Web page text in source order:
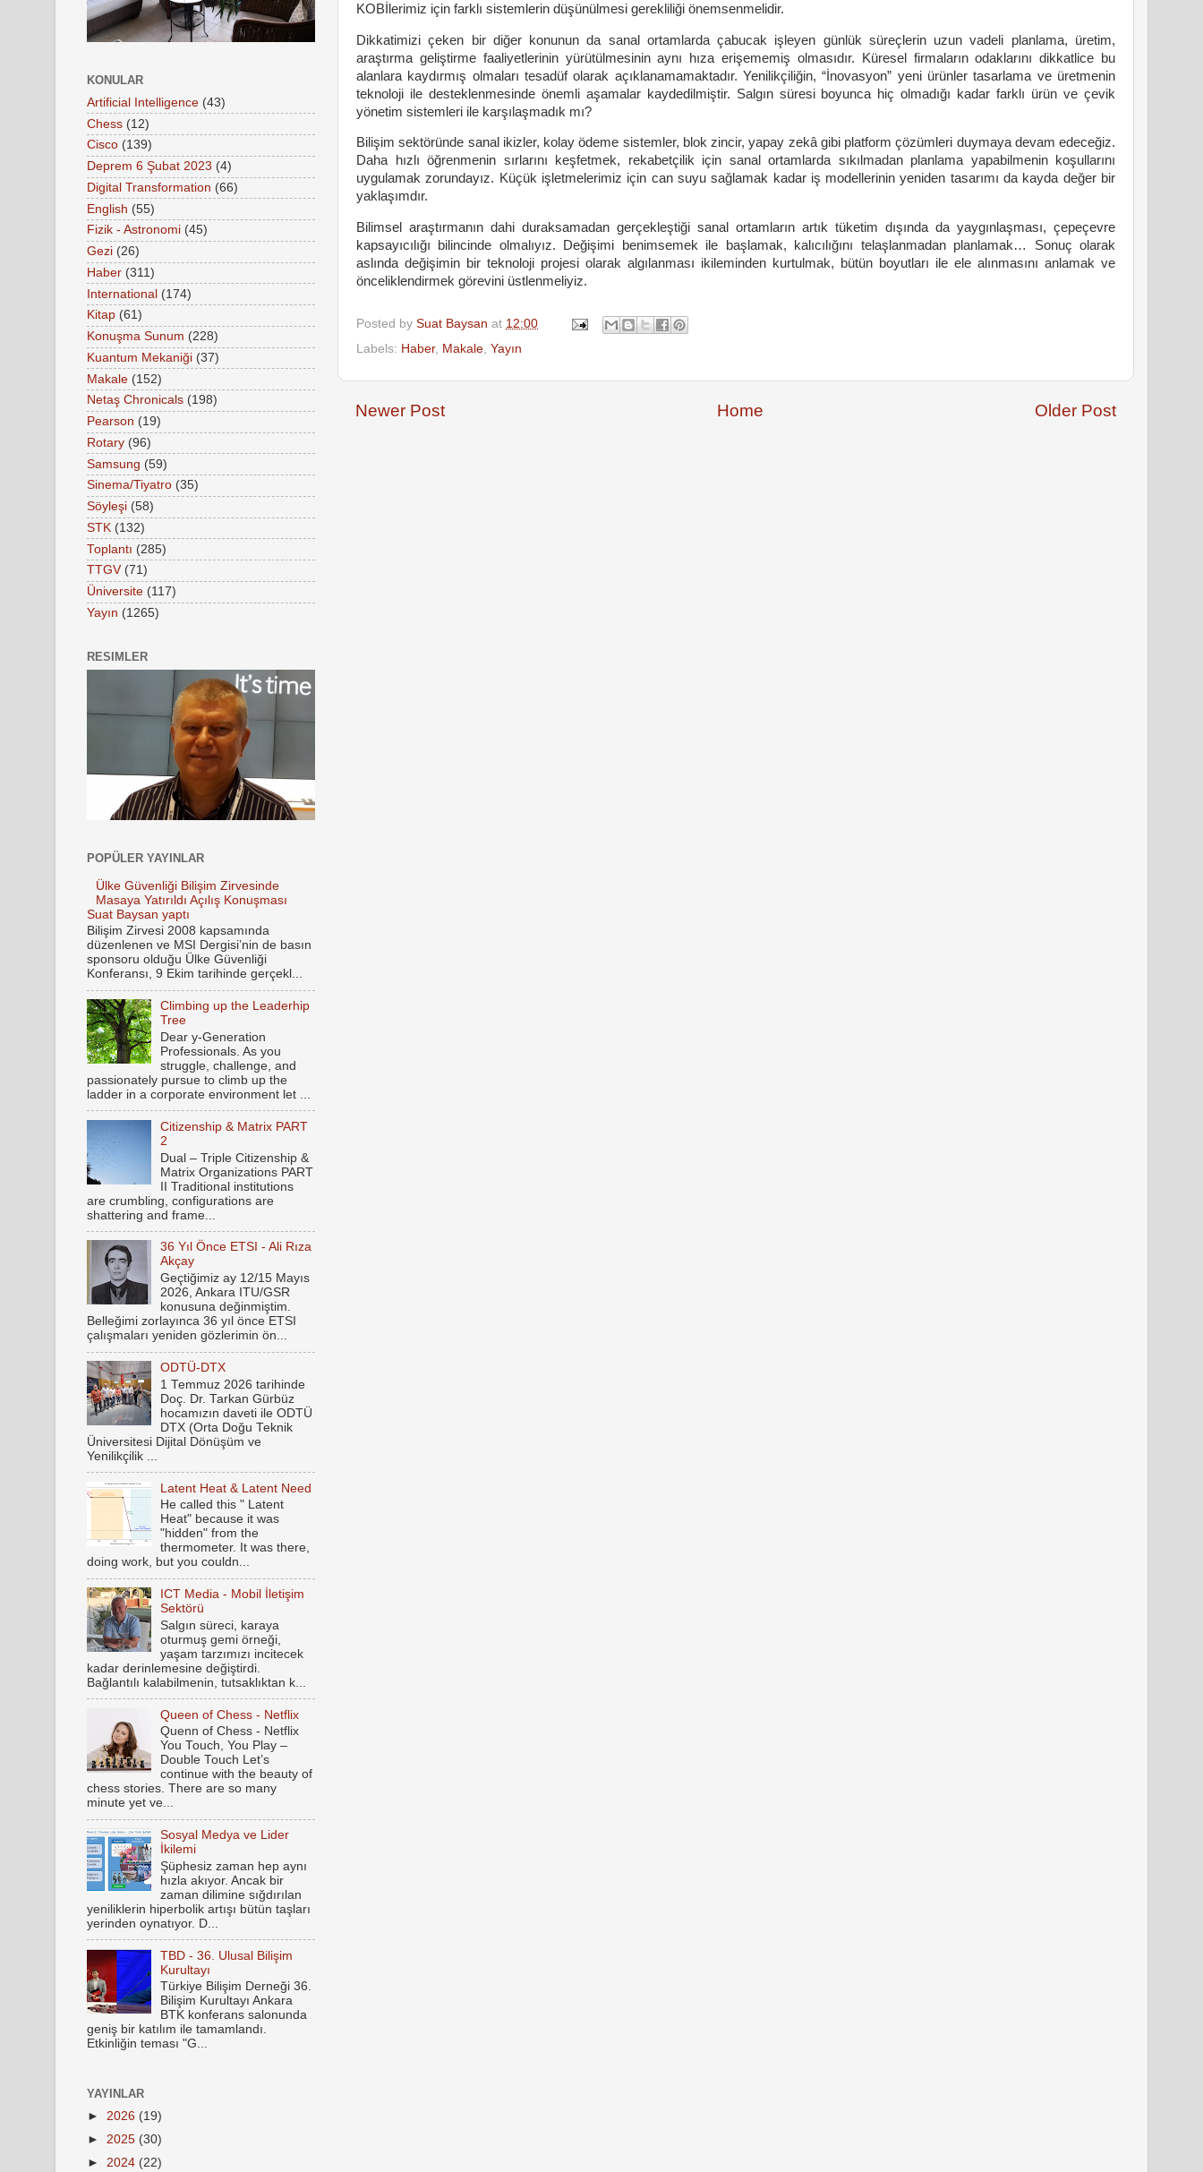
KOBİlerimiz için farklı sistemlerin düşünülmesi gerekliliği önemsenmelidir.
Dikkatimizi çeken bir diğer konunun da sanal ortamlarda çabucak işleyen günlük süreçlerin uzun vadeli planlama, üretim,
araştırma geliştirme faaliyetlerinin yürütülmesinin aynı hıza erişememiş olmasıdır. Küresel firmaların odaklarını dikkatlice bu
alanlara kaydırmış olmaları tesadüf olarak açıklanamamaktadır. Yenilikçiliğin, “İnovasyon” yeni ürünler tasarlama ve üretmenin
teknoloji ile desteklenmesinde önemli aşamalar kaydedilmiştir. Salgın süresi boyunca hiç olmadığı kadar farklı ürün ve çevik
yönetim sistemleri ile karşılaşmadık mı?
Bilişim sektöründe sanal ikizler, kolay ödeme sistemler, blok zincir, yapay zekâ gibi platform çözümleri duymaya devam edeceğiz.
Daha hızlı öğrenmenin sırlarını keşfetmek, rekabetçilik için sanal ortamlarda sıkılmadan planlama yapabilmenin koşullarını
uygulamak zorundayız. Küçük işletmelerimiz için can suyu sağlamak kadar iş modellerinin yeniden tasarımı da kayda değer bir
yaklaşımdır.
Bilimsel araştırmanın dahi duraksamadan gerçekleştiği sanal ortamların artık tüketim dışında da yaygınlaşması, çepeçevre
kapsayıcılığı bilincinde olmalıyız. Değişimi benimsemek ile başlamak, kalıcılığını telaşlanmadan planlamak… Sonuç olarak
aslında değişimin bir teknoloji projesi olarak algılanması ikileminden kurtulmak, bütün boyutları ile ele alınmasını anlamak ve
önceliklendirmek görevini üstlenmeliyiz.
Posted by Suat Baysan at 12:00
Labels: Haber, Makale Yayın
Newer Post Older Post
Home
KONULAR
Artificial Intelligence (43)
Chess (12)
Cisco (139)
Deprem 6 Şubat 2023 (4)
Digital Transformation (66)
English (55)
Fizik - Astronomi (45)
Gezi (26)
Haber (311)
International (174)
Kitap (61)
Konuşma Sunum (228)
Kuantum Mekaniği (37)
Makale (152)
Netaş Chronicals (198)
Pearson (19)
Rotary (96)
Samsung (59)
Sinema/Tiyatro (35)
Söyleşi (58)
STK (132)
Toplantı (285)
TTGV (71)
Üniversite (117)
Yayın (1265)
RESIMLER
POPÜLER YAYINLAR
Ülke Güvenliği Bilişim Zirvesinde
Masaya Yatırıldı Açılış Konuşması
Suat Baysan yaptı
Bilişim Zirvesi 2008 kapsamında
düzenlenen ve MSI Dergisi’nin de basın
sponsoru olduğu Ülke Güvenliği
Konferansı, 9 Ekim tarihinde gerçekl...
Climbing up the Leaderhip
Tree
Dear y-Generation
Professionals. As you
struggle, challenge, and
passionately pursue to climb up the
ladder in a corporate environment let ...
Citizenship & Matrix PART
2
Dual – Triple Citizenship &
Matrix Organizations PART
II Traditional institutions
are crumbling, configurations are
shattering and frame...
36 Yıl Önce ETSI - Ali Rıza
Akçay
Geçtiğimiz ay 12/15 Mayıs
2026, Ankara ITU/GSR
konusuna değinmiştim.
Belleğimi zorlayınca 36 yıl önce ETSI
çalışmaları yeniden gözlerimin ön...
ODTÜ-DTX
1 Temmuz 2026 tarihinde
Doç. Dr. Tarkan Gürbüz
hocamızın daveti ile ODTÜ
DTX (Orta Doğu Teknik
Üniversitesi Dijital Dönüşüm ve
Yenilikçilik ...
Latent Heat & Latent Need
He called this " Latent
Heat" because it was
"hidden" from the
thermometer. It was there,
doing work, but you couldn...
ICT Media - Mobil İletişim
Sektörü
Salgın süreci, karaya
oturmuş gemi örneği,
yaşam tarzımızı incitecek
kadar derinlemesine değiştirdi.
Bağlantılı kalabilmenin, tutsaklıktan k...
Queen of Chess - Netflix
Quenn of Chess - Netflix
You Touch, You Play –
Double Touch Let’s
continue with the beauty of
chess stories. There are so many
minute yet ve...
Sosyal Medya ve Lider
İkilemi
Şüphesiz zaman hep aynı
hızla akıyor. Ancak bir
zaman dilimine sığdırılan
yeniliklerin hiperbolik artışı bütün taşları
yerinden oynatıyor. D...
TBD - 36. Ulusal Bilişim
Kurultayı
Türkiye Bilişim Derneği 36.
Bilişim Kurultayı Ankara
BTK konferans salonunda
geniş bir katılım ile tamamlandı.
Etkinliğin teması "G...
YAYINLAR
► 2026 (19)
► 2025 (30)
► 2024 (22)